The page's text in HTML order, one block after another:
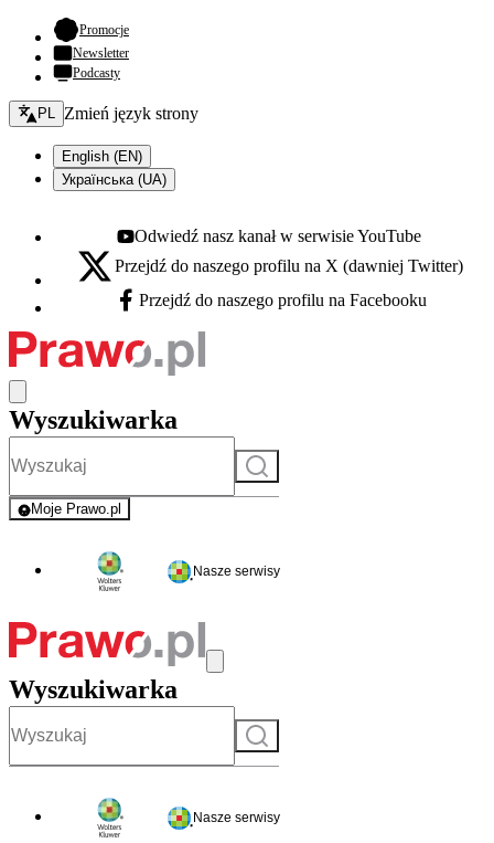
Promocje- otwiera się w nowej karcie
Newsletter
Podcasty
Zmień język - bieżący:
PL Zmień język strony
English (EN)
Українська (UA)
Youtube - otwiera się w nowej karcie
Odwiedź nasz kanał w serwisie YouTube
X - otwiera się w nowej karcie
Przejdź do naszego profilu na X (dawniej Twitter)
Facebook - otwiera się w nowej karcie
Przejdź do naszego profilu na Facebooku
Wyszukiwarka
Szukaj
Moje Prawo.pl
- rejestracja i logowanie do serwisu
Nasze serwisy
Wyszukiwarka
Szukaj
Nasze serwisy